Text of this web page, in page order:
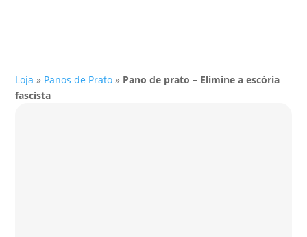
Loja » Panos de Prato » Pano de prato – Elimine a escória
fascista